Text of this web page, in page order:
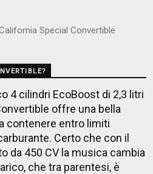
Special Convertible
4 cilindri EcoBoost di 2,3 litri
offre una bella
contenere entro limiti
Certo che con il
da 450 CV la musica cambia
che tra parentesi, è